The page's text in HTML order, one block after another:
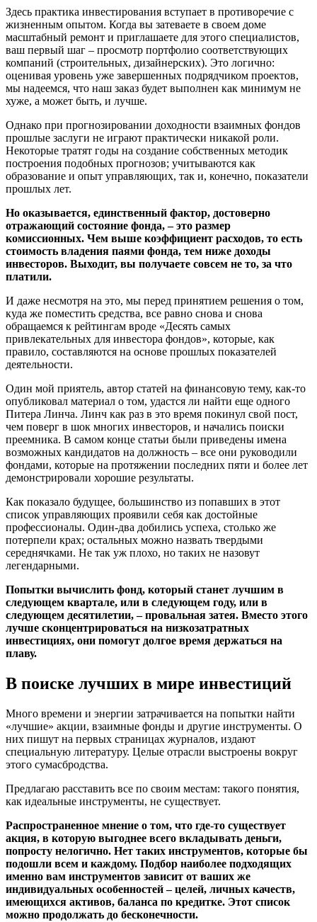
Здесь практика инвестирования вступает в противоречие с
жизненным опытом. Когда вы затеваете в своем доме
масштабный ремонт и приглашаете для этого специалистов,
ваш первый шаг – просмотр портфолио соответствующих
компаний (строительных, дизайнерских). Это логично:
оценивая уровень уже завершенных подрядчиком проектов,
мы надеемся, что наш заказ будет выполнен как минимум не
хуже, а может быть, и лучше.
Однако при прогнозировании доходности взаимных фондов
прошлые заслуги не играют практически никакой роли.
Некоторые тратят годы на создание собственных методик
построения подобных прогнозов; учитываются как
образование и опыт управляющих, так и, конечно, показатели
прошлых лет.
Но оказывается, единственный фактор, достоверно
отражающий состояние фонда, – это размер
комиссионных. Чем выше коэффициент расходов, то есть
стоимость владения паями фонда, тем ниже доходы
инвесторов. Выходит, вы получаете совсем не то, за что
платили.
И даже несмотря на это, мы перед принятием решения о том,
куда же поместить средства, все равно снова и снова
обращаемся к рейтингам вроде «Десять самых
привлекательных для инвестора фондов», которые, как
правило, составляются на основе прошлых показателей
деятельности.
Один мой приятель, автор статей на финансовую тему, как-то
опубликовал материал о том, удастся ли найти еще одного
Питера Линча. Линч как раз в это время покинул свой пост,
чем поверг в шок многих инвесторов, и начались поиски
преемника. В самом конце статьи были приведены имена
возможных кандидатов на должность – все они руководили
фондами, которые на протяжении последних пяти и более лет
демонстрировали хорошие результаты.
Как показало будущее, большинство из попавших в этот
список управляющих проявили себя как достойные
профессионалы. Один-два добились успеха, столько же
потерпели крах; остальных можно назвать твердыми
середнячками. Не так уж плохо, но таких не назовут
легендарными.
Попытки вычислить фонд, который станет лучшим в
следующем квартале, или в следующем году, или в
следующем десятилетии, – провальная затея. Вместо этого
лучше сконцентрироваться на низкозатратных
инвестициях, они помогут долгое время держаться на
плаву.
В поиске лучших в мире инвестиций
Много времени и энергии затрачивается на попытки найти
«лучшие» акции, взаимные фонды и другие инструменты. О
них пишут на первых страницах журналов, издают
специальную литературу. Целые отрасли выстроены вокруг
этого сумасбродства.
Предлагаю расставить все по своим местам: такого понятия,
как идеальные инструменты, не существует.
Распространенное мнение о том, что где-то существует
акция, в которую выгоднее всего вкладывать деньги,
попросту нелогично. Нет таких инструментов, которые бы
подошли всем и каждому. Подбор наиболее подходящих
именно вам инструментов зависит от ваших же
индивидуальных особенностей – целей, личных качеств,
имеющихся активов, баланса по кредитке. Этот список
можно продолжать до бесконечности.